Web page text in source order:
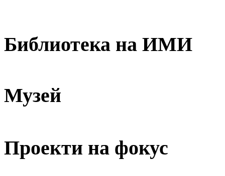
Библиотека на ИМИ
Музей
Проекти на фокус